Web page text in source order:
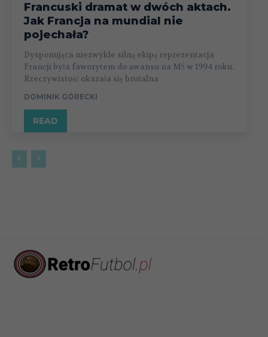
Francuski dramat w dwóch aktach.
Jak Francja na mundial nie
pojechała?
Dysponująca niezwykle silną ekipą reprezentacja
Francji była faworytem do awansu na MŚ w 1994 roku.
Rzeczywistość okazała się brutalna
DOMINIK GÓRECKI
READ